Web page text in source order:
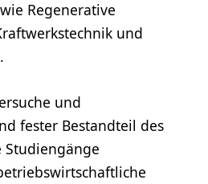
Regenerative
und
und
fester Bestandteil des
Studiengänge